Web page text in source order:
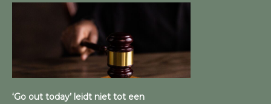
‘Go out today’ leidt niet tot een